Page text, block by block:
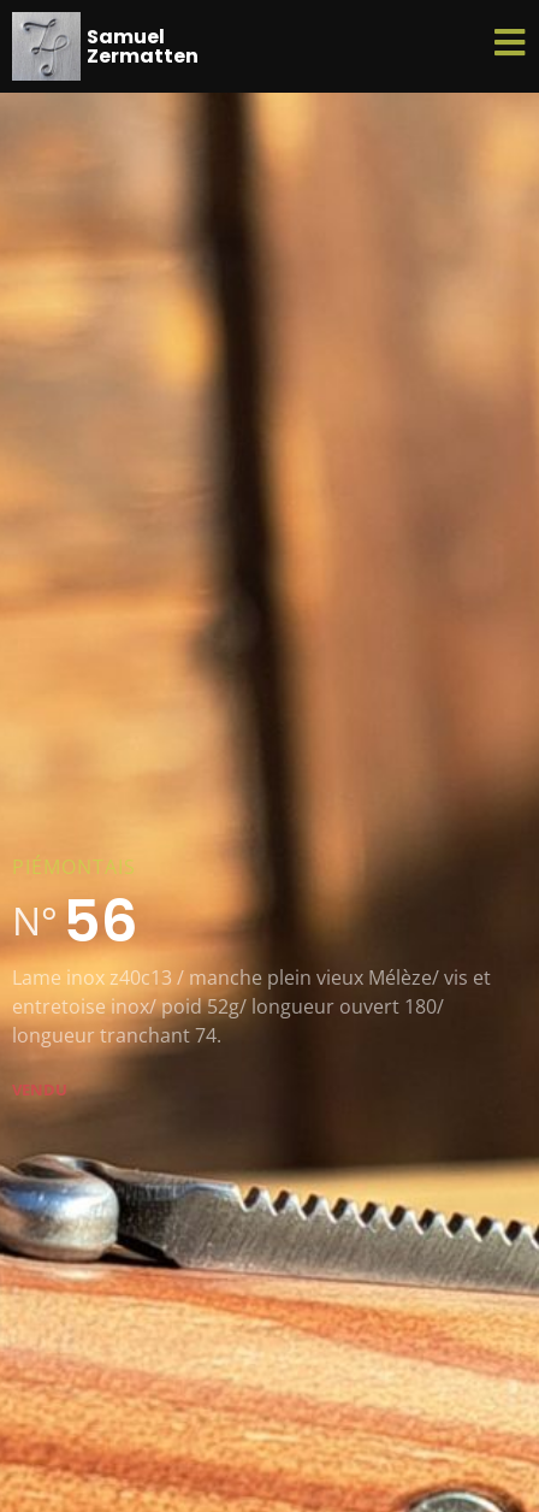
Samuel
Zermatten
PIÉMONTAIS
N°56
Lame inox z40c13 / manche plein vieux Mélèze/ vis et
entretoise inox/ poid 52g/ longueur ouvert 180/
longueur tranchant 74.
VENDU